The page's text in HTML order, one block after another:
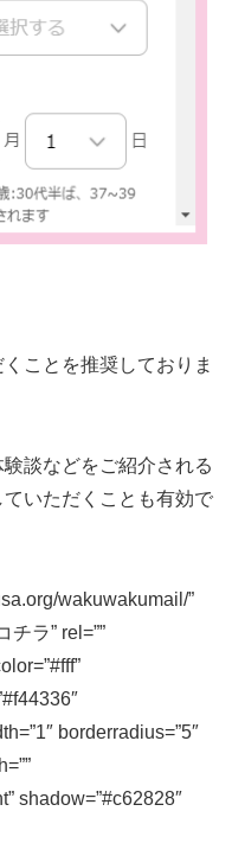
ことを推奨しておりま
談などをご紹介される
いただくことも有効で
wakuwakumail/”
ラ” rel=””
borderradius=”5″
shadow=”#c62828″